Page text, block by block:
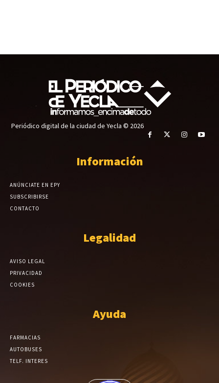
Periódico digital de la ciudad de Yecla © 2026
Información
ANÚNCIATE EN EPY
SUBSCRIBIRSE
CONTACTO
Legalidad
AVISO LEGAL
PRIVACIDAD
COOKIES
Ayuda
FARMACIAS
AUTOBUSES
TELF. INTERES